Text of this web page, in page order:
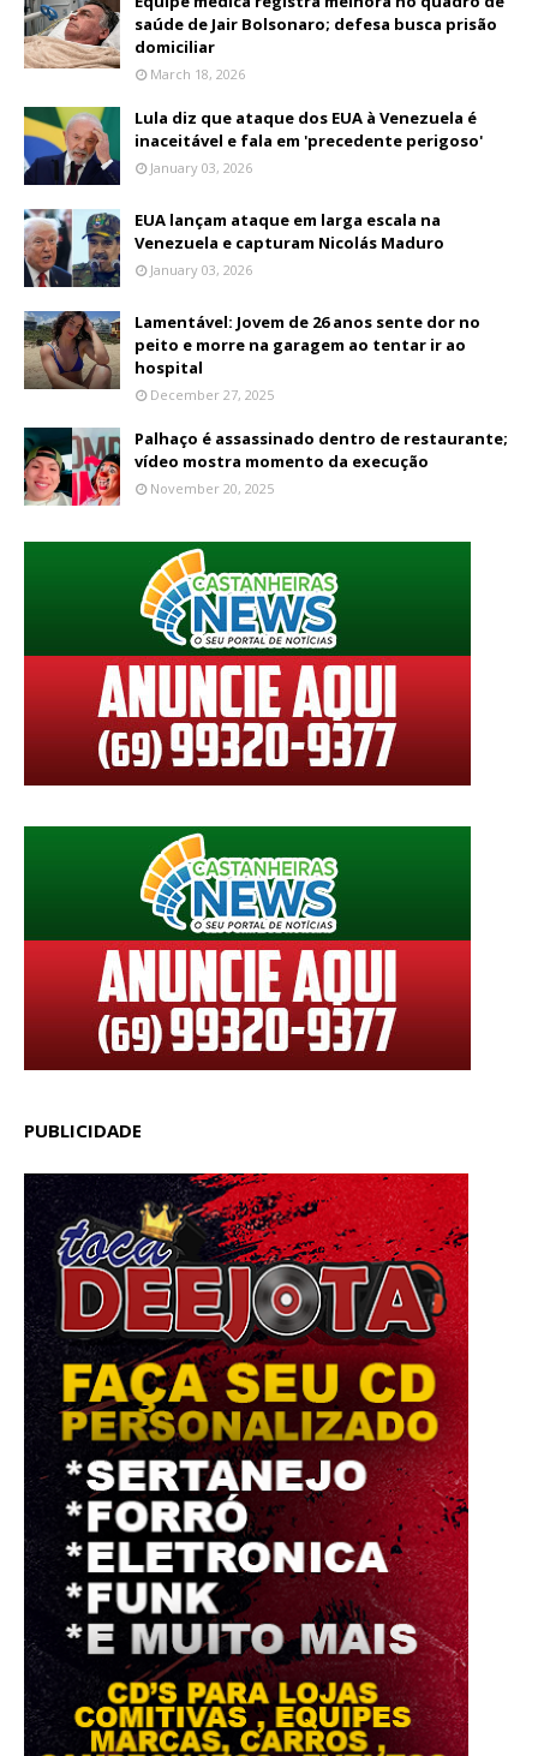
saúde de Jair Bolsonaro; defesa busca prisão
domiciliar
March 18, 2026
Lula diz que ataque dos EUA à Venezuela é
inaceitável e fala em 'precedente perigoso'
January 03, 2026
EUA lançam ataque em larga escala na
Venezuela e capturam Nicolás Maduro
January 03, 2026
Lamentável: Jovem de 26 anos sente dor no
peito e morre na garagem ao tentar ir ao
hospital
December 27, 2025
Palhaço é assassinado dentro de restaurante;
vídeo mostra momento da execução
November 20, 2025
PUBLICIDADE